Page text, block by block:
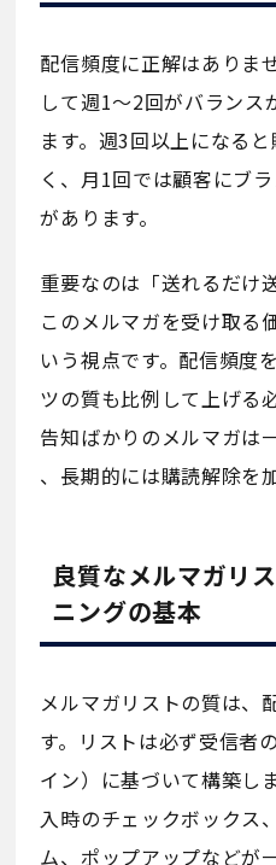
配信頻度に正解はありま
して週1〜2回がバランス
ます。週3回以上になる
く、月1回では顧客にブ
があります。
重要なのは「送れるだけ
このメルマガを受け取る
いう視点です。配信頻度
ツの質も比例して上げる
告知ばかりのメルマガは
、長期的には購読解除を
良質なメルマガリ
ニングの基本
メルマガリストの質は、
す。リストは必ず受信者
イン）に基づいて構築し
入時のチェックボックス
ム、ポップアップなどが